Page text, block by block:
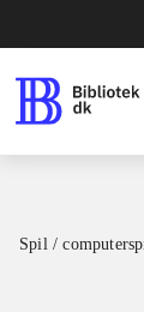
Spil /